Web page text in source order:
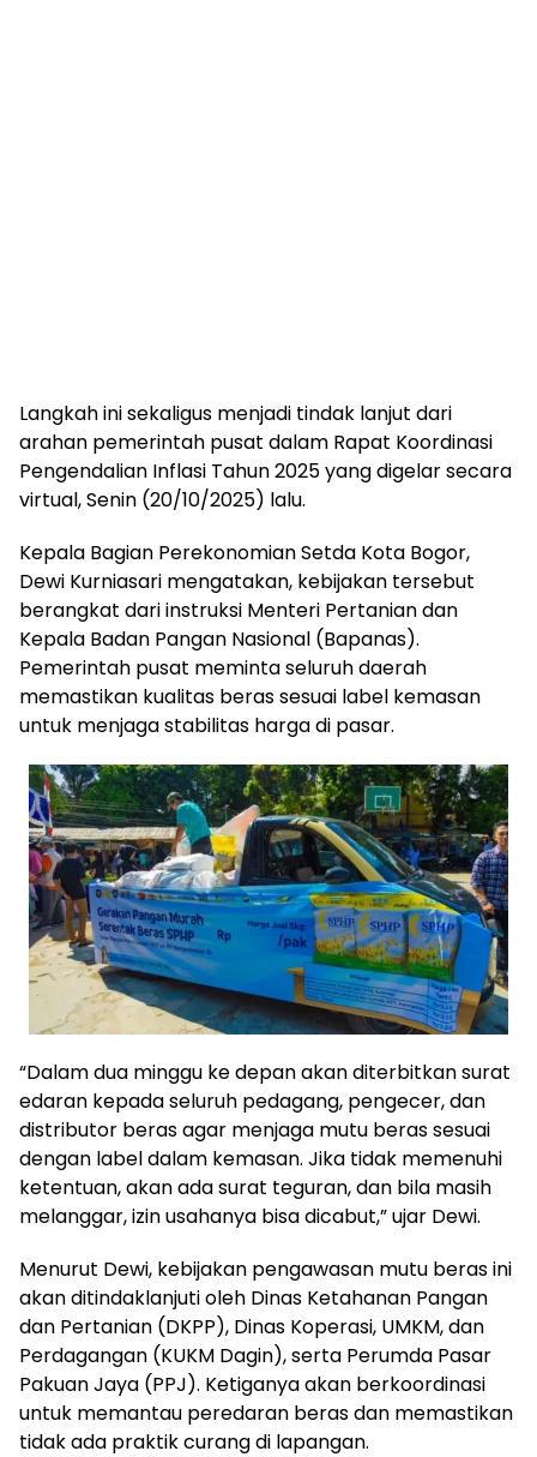
Langkah ini sekaligus menjadi tindak lanjut dari
arahan pemerintah pusat dalam Rapat Koordinasi
Pengendalian Inflasi Tahun 2025 yang digelar secara
virtual, Senin (20/10/2025) lalu.
Kepala Bagian Perekonomian Setda Kota Bogor,
Dewi Kurniasari mengatakan, kebijakan tersebut
berangkat dari instruksi Menteri Pertanian dan
Kepala Badan Pangan Nasional (Bapanas).
Pemerintah pusat meminta seluruh daerah
memastikan kualitas beras sesuai label kemasan
untuk menjaga stabilitas harga di pasar.
“Dalam dua minggu ke depan akan diterbitkan surat
edaran kepada seluruh pedagang, pengecer, dan
distributor beras agar menjaga mutu beras sesuai
dengan label dalam kemasan. Jika tidak memenuhi
ketentuan, akan ada surat teguran, dan bila masih
melanggar, izin usahanya bisa dicabut,” ujar Dewi.
Menurut Dewi, kebijakan pengawasan mutu beras ini
akan ditindaklanjuti oleh Dinas Ketahanan Pangan
dan Pertanian (DKPP), Dinas Koperasi, UMKM, dan
Perdagangan (KUKM Dagin), serta Perumda Pasar
Pakuan Jaya (PPJ). Ketiganya akan berkoordinasi
untuk memantau peredaran beras dan memastikan
tidak ada praktik curang di lapangan.